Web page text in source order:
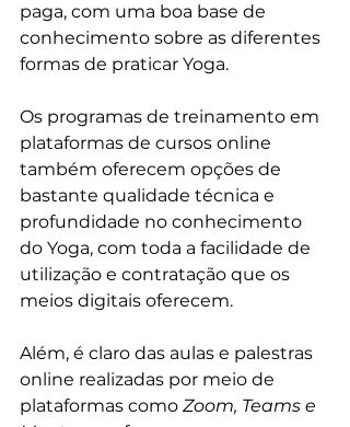
paga, com uma boa base de
conhecimento sobre as diferentes
formas de praticar Yoga.
Os programas de treinamento em
plataformas de cursos online
também oferecem opções de
bastante qualidade técnica e
profundidade no conhecimento
do Yoga, com toda a facilidade de
utilização e contratação que os
meios digitais oferecem.
Além, é claro das aulas e palestras
online realizadas por meio de
plataformas como Zoom, Teams e